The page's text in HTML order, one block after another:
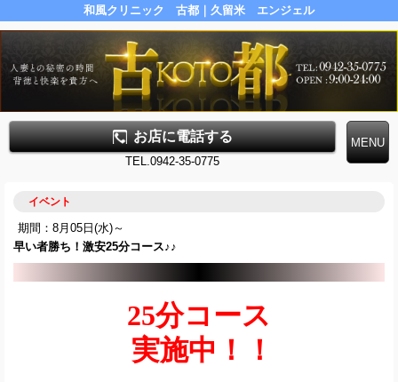
和風クリニック 古都｜久留米 エンジェル
お店に電話する
TEL.0942-35-0775
イベント
期間：8月05日(水)～
早い者勝ち！激安25分コース♪♪
25分コース
実施中 ！！